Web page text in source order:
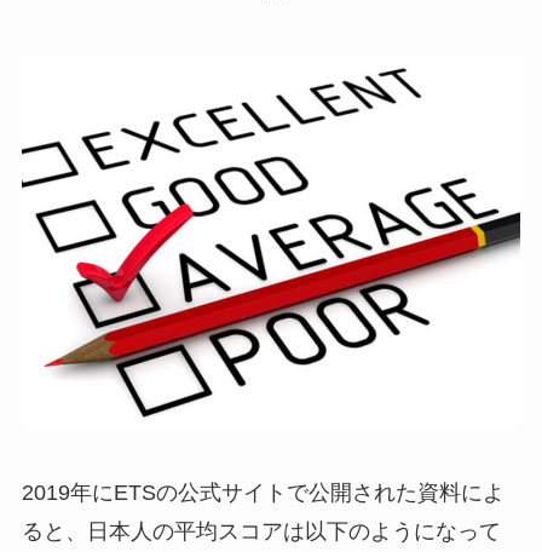
2019年にETSの公式サイトで公開された資料によ
ると、日本人の平均スコアは以下のようになって